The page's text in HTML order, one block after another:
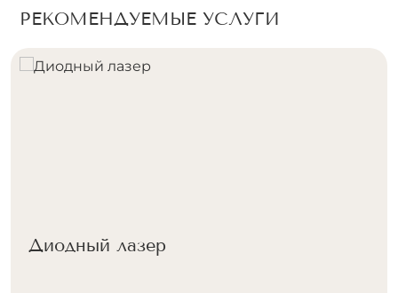
РЕКОМЕНДУЕМЫЕ УСЛУГИ
Александритовый лазер